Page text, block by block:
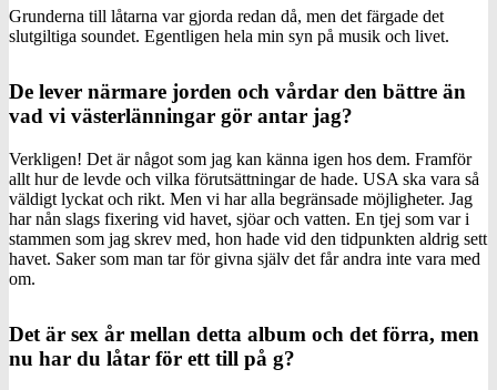
Grunderna till låtarna var gjorda redan då, men det färgade det
slutgiltiga soundet. Egentligen hela min syn på musik och livet.
De lever närmare jorden och vårdar den bättre än
vad vi västerlänningar gör antar jag?
Verkligen! Det är något som jag kan känna igen hos dem. Framför
allt hur de levde och vilka förutsättningar de hade. USA ska vara så
väldigt lyckat och rikt. Men vi har alla begränsade möjligheter. Jag
har nån slags fixering vid havet, sjöar och vatten. En tjej som var i
stammen som jag skrev med, hon hade vid den tidpunkten aldrig sett
havet. Saker som man tar för givna själv det får andra inte vara med
om.
Det är sex år mellan detta album och det förra, men
nu har du låtar för ett till på g?